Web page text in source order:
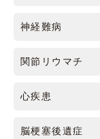
神経難病
関節リウマチ
心疾患
脳梗塞後遺症